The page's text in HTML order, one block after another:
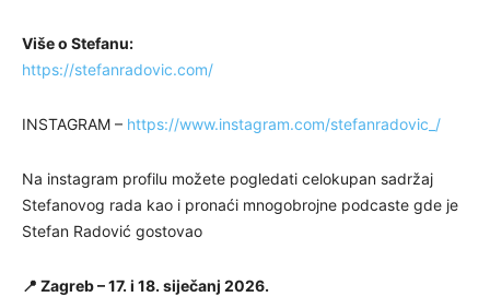
Više o Stefanu:
https://stefanradovic.com/
INSTAGRAM – https://www.instagram.com/stefanradovic_/
Na instagram profilu možete pogledati celokupan sadržaj
Stefanovog rada kao i pronaći mnogobrojne podcaste gde je
Stefan Radović gostovao
📍 Zagreb – 17. i 18. siječanj 2026.